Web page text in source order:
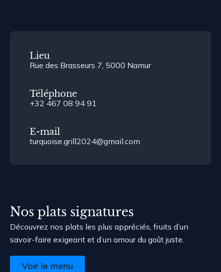
Lieu
Rue des Brasseurs 7, 5000 Namur
Téléphone
+32 467 08 94 91
E-mail
turquoise.grill2024@gmail.com
Nos plats signatures
Découvrez nos plats les plus appréciés, fruits d’un
savoir-faire exigeant et d’un amour du goût juste.
Voir le menu